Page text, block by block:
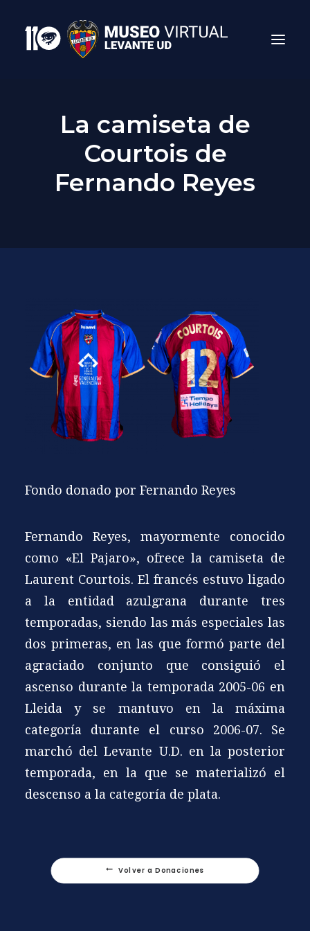
Search
La camiseta de
Courtois de
Fernando Reyes
Fondo donado por Fernando Reyes
Fernando Reyes, mayormente conocido
como «El Pajaro», ofrece la camiseta de
Laurent Courtois. El francés estuvo ligado
a la entidad azulgrana durante tres
temporadas, siendo las más especiales las
dos primeras, en las que formó parte del
agraciado conjunto que consiguió el
ascenso durante la temporada 2005-06 en
Lleida y se mantuvo en la máxima
categoría durante el curso 2006-07. Se
marchó del Levante U.D. en la posterior
temporada, en la que se materializó el
descenso a la categoría de plata.
Volver a Donaciones